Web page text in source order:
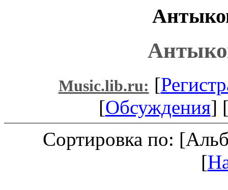
Music.lib.ru: [
[Обсуждения]
Сортировка по:
[